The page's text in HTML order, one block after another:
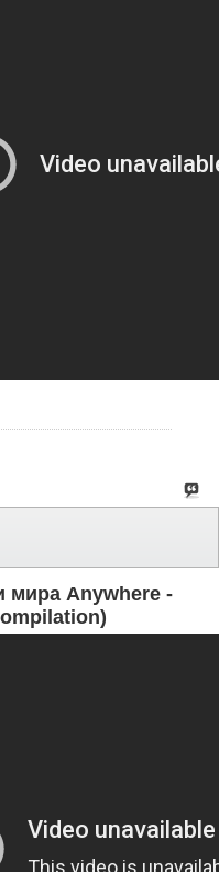
мира Anywhere -